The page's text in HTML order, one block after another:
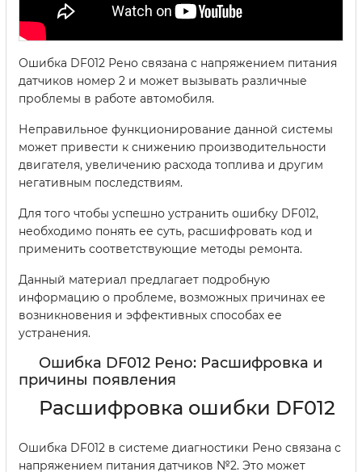
Ошибка DF012 Рено связана с напряжением питания
датчиков номер 2 и может вызывать различные
проблемы в работе автомобиля.
Неправильное функционирование данной системы
может привести к снижению производительности
двигателя, увеличению расхода топлива и другим
негативным последствиям.
Для того чтобы успешно устранить ошибку DF012,
необходимо понять ее суть, расшифровать код и
применить соответствующие методы ремонта.
Данный материал предлагает подробную
информацию о проблеме, возможных причинах ее
возникновения и эффективных способах ее
устранения.
Ошибка DF012 Рено: Расшифровка и
причины появления
Расшифровка ошибки DF012
Ошибка DF012 в системе диагностики Рено связана с
напряжением питания датчиков №2. Это может